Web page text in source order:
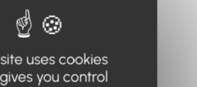
n'existe
ou plus.
uses cookies
you control